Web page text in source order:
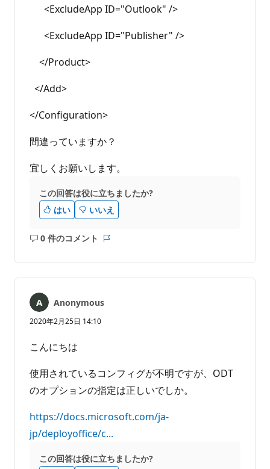
<ExcludeApp ID="Outlook" />
<ExcludeApp ID="Publisher" />
</Product>
</Add>
</Configuration>
間違っていますか？
宜しくお願いします。
この回答は役に立ちましたか?
はい
いいえ
0 件のコメント
コ
ト
あ
り
せ
ト
Anonymous
2020年2月25日 14:10
こんにちは
使用されているコンフィグが不明ですが、ODT
のオプションの指定は正しいでしか。
https://docs.microsoft.com/ja-
jp/deployoffice/c...
この回答は役に立ちましたか?